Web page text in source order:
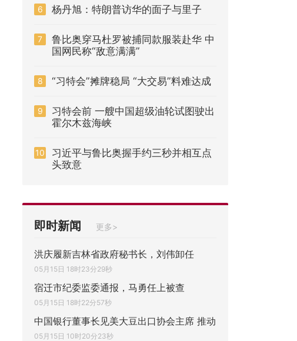
6 杨丹旭：特朗普访华的面子与里子
7
鲁比奥穿马杜罗被捕同款服装赴华 中
国网民称“敌意满满”
8 “习特会”摊牌稳局 “大交易”料难达成
9
习特会前 一艘中国超级油轮试图驶出
霍尔木兹海峡
10
习近平与鲁比奥握手约三秒并相互点
头致意
即时新闻 更多>
洪庆履新吉林省政府秘书长，刘伟卸任
05月15日 18时23分29秒
宿迁市纪委监委通报，马勇任上被查
05月15日 18时22分57秒
中国银行董事长见美大豆出口协会主席 推动
05月15日 10时20分23秒